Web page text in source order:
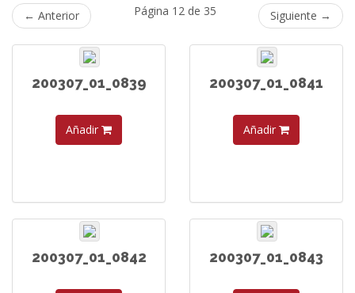
← Anterior Página 12 de 35 Siguiente →
200307_01_0839
Añadir
200307_01_0841
Añadir
200307_01_0842 200307_01_0843